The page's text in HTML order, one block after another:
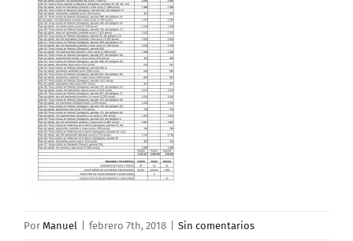
Por Manuel febrero 7th, 2018 Sin comentarios